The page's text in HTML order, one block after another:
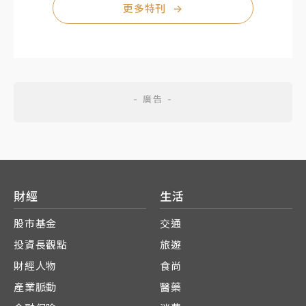
更多特刊 →
財經
股市基金
投資長觀點
財經人物
產業脈動
生活
交通
旅遊
食尚
醫藥